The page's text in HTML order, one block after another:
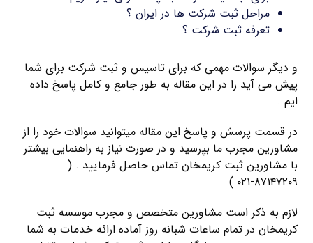
مراحل ثبت شرکت ها در ایران ؟
تعرفه ثبت شرکت ؟
و دیگر سوالات مهمی که برای تاسیس و ثبت شرکت برای شما
پیش می آید را در این مقاله به طور جامع و کامل پاسخ داده
ایم .
در قسمت پرسش و پاسخ این مقاله میتوانید سوالات خود را از
مشاورین مجرب ما بپرسید و در صورت نیاز به راهنمایی بیشتر
با مشاورین ثبت کریمخان تماس حاصل فرمایید . (
۸۷۱۴۷۲۰۹-۰۲۱ )
لازم به ذکر است مشاورین متخصص و مجرب موسسه ثبت
کریمخان در تمام ساعات شبانه روز آماده ارائه خدمات به شما